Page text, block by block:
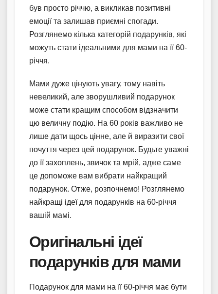
був просто річчю, а викликав позитивні
емоції та залишав приємні спогади.
Розглянемо кілька категорій подарунків, які
можуть стати ідеальними для мами на її 60-
річчя.
Мами дуже цінують увагу, тому навіть
невеликий, але зворушливий подарунок
може стати кращим способом відзначити
цю величну подію. На 60 років важливо не
лише дати щось цінне, але й виразити свої
почуття через цей подарунок. Будьте уважні
до її захоплень, звичок та мрій, адже саме
це допоможе вам вибрати найкращий
подарунок. Отже, розпочнемо! Розглянемо
найкращі ідеї для подарунків на 60-річчя
вашій мамі.
Оригінальні ідеї
подарунків для мами
Подарунок для мами на її 60-річчя має бути